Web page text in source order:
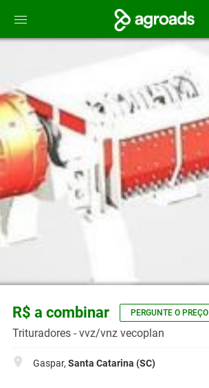
R$ a combinar PERGUNTE O PREÇO
Trituradores - vvz/vnz vecoplan
Gaspar, Santa Catarina (SC)